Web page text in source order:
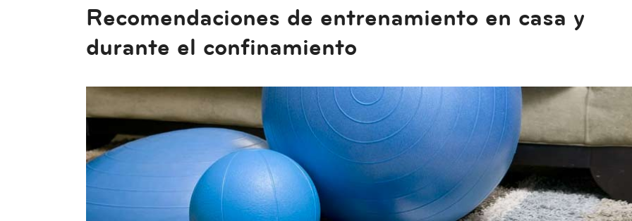
Recomendaciones de entrenamiento en casa y
durante el confinamiento